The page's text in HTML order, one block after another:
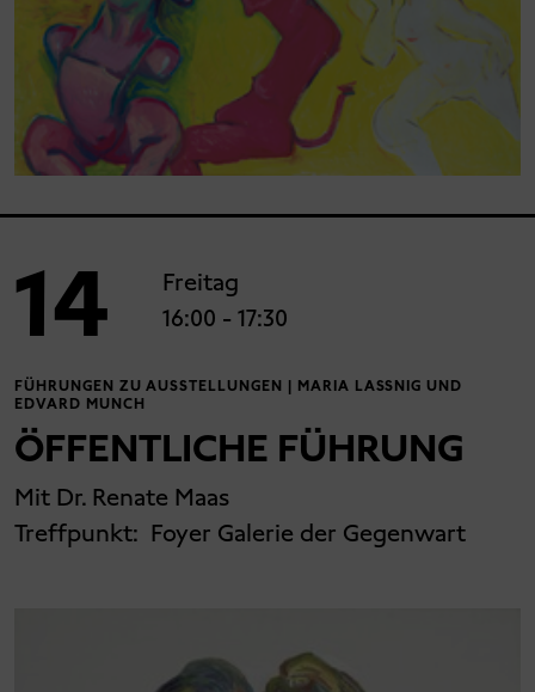
14
Freitag
16:00 - 17:30
FÜHRUNGEN ZU AUSSTELLUNGEN | MARIA LASSNIG UND
EDVARD MUNCH
ÖFFENTLICHE FÜHRUNG
Mit Dr. Renate Maas
Treffpunkt: Foyer Galerie der Gegenwart